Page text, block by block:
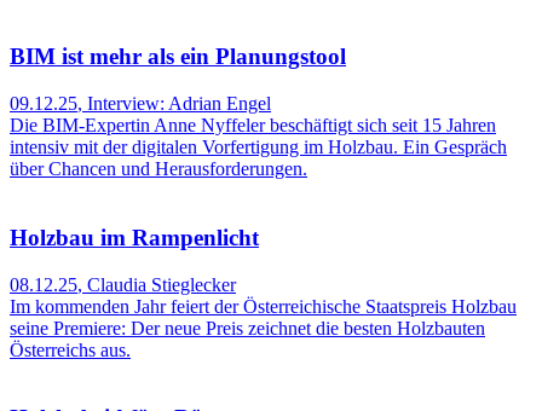
BIM ist mehr als ein Planungstool
09.12.25, Interview: Adrian Engel
Die BIM-Expertin Anne Nyffeler beschäftigt sich seit 15 Jahren
intensiv mit der digitalen Vorfertigung im Holzbau. Ein Gespräch
über Chancen und Herausforderungen.
Holzbau im Rampenlicht
08.12.25, Claudia Stieglecker
Im kommenden Jahr feiert der Österreichische Staatspreis Holzbau
seine Premiere: Der neue Preis zeichnet die besten Holzbauten
Österreichs aus.